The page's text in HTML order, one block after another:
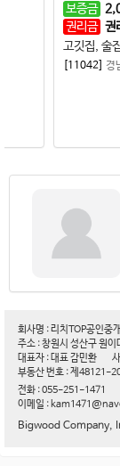
보증금
권리금 권
[11042] 경
회사명 : 리치TOP공인중
주소 : 창원시 성산구 원
대표자 : 대표 감민환
부동산 번호 : 제48121-
전화 : 055-251-1471
이메일 :
Bigwood Company,